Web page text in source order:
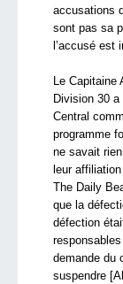
accusations
sont pas sa
l’accusé est
Le Capitaine
Division 30
Central
programme
ne savait
leur
The Daily
que la
défection
demande du
suspendre